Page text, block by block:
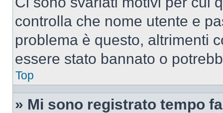
controlla che nome utente e
problema è questo, altrimenti
essere stato bannato o
Top
» Mi sono registrato tempo